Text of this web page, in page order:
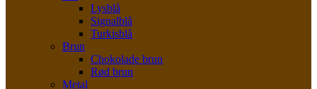
Lysblå
Signalblå
Turkisblå
Brun
Chokolade brun
Rød brun
Metal